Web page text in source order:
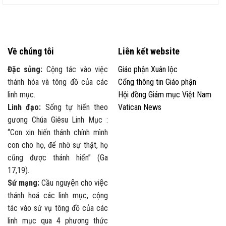
Về chúng tôi
Đặc sủng: Cộng tác vào việc
thánh hóa và tông đồ của các
linh mục.
Linh đạo: Sống tự hiến theo
gương Chúa Giêsu Linh Mục :
“Con xin hiến thánh chính mình
con cho họ, để nhờ sự thật, họ
cũng được thánh hiến” (Ga
17,19).
Sứ mạng: Cầu nguyện cho việc
thánh hoá các linh mục, cộng
tác vào sứ vụ tông đồ của các
linh mục qua 4 phương thức
Liên kết website
Giáo phận Xuân lộc
Cổng thông tin Giáo phận
Hội đồng Giám mục Việt Nam
Vatican News